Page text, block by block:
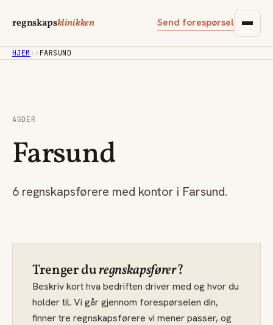
regnskapsklinikken Send forespørsel
HJEM › ›FARSUND
AGDER
Farsund
6 regnskapsførere med kontor i Farsund.
Trenger duregnskapsfører?
Beskriv kort hva bedriften driver med og hvor du
holder til. Vi går gjennom forespørselen din,
finner tre regnskapsførere vi mener passer, og